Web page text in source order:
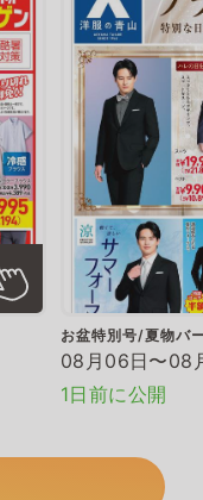
お盆特別号/夏物バ
08月06日〜08
1日前に公開